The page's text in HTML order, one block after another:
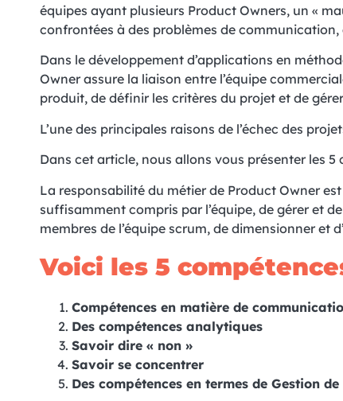
équipes ayant plusieurs Product Owners, un «
confrontées à des problèmes de
Dans le développement d’applications en
Owner assure la liaison entre l’équipe
produit, de définir les critères du projet et de
L’une des principales raisons de l’échec des
Dans cet article, nous allons vous présenter les
La responsabilité du métier de Product Owner
suffisamment compris par l’équipe, de gérer et
membres de l’équipe scrum, de dimensionner et
Voici les 5
Compétences en matière de
Des compétences analytiques
Savoir dire « non »
Savoir se concentrer
Des compétences en termes de Gestion